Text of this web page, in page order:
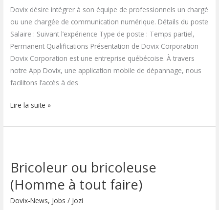
Dovix désire intégrer à son équipe de professionnels un chargé
ou une chargée de communication numérique. Détails du poste
Salaire : Suivant l’expérience Type de poste : Temps partiel,
Permanent Qualifications Présentation de Dovix Corporation
Dovix Corporation est une entreprise québécoise. À travers
notre App Dovix, une application mobile de dépannage, nous
facilitons l’accès à des
communication
numérique
Lire la suite »
Bricoleur ou bricoleuse
(Homme à tout faire)
Dovix-News, Jobs / Jozi
bricoleuse
(Homme
à
tout